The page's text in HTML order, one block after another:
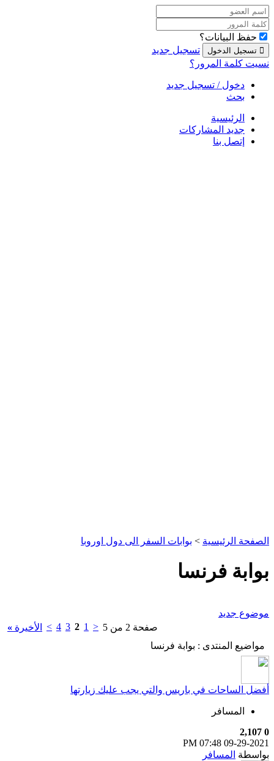
حفظ البيانات؟
تسجيل جديد
نسيت كلمة المرور؟
دخول / تسجيل جديد
بحث
الرئيسية
جديد المشاركات
إتصل بنا
الصفحة الرئيسية > بوابات السفر الى دول اوروبا
بوابة فرنسا
موضوع جديد
صفحة 2 من 5
<
1
2
3
4
> الأخيرة »
مواضيع المنتدى : بوابة فرنسا
أفضل الساحات في باريس والتي يجب عليك زيارتها
المسافر
0
2,107
09-29-2021
07:48 PM
بواسطة المسافر